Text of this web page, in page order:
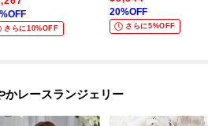
%OFF
さらに10%OFF
20%OFF
さらに5%OFF
かレースランジェリー